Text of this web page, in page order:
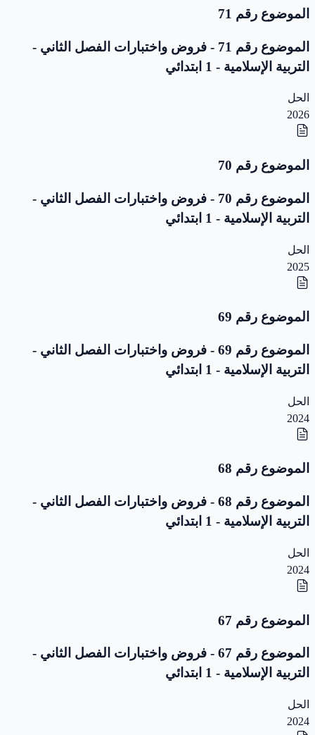
الموضوع رقم 71
الموضوع رقم 71 - فروض واختبارات الفصل الثاني -
التربية الإسلامية - 1 ابتدائي
الحل
2026
الموضوع رقم 70
الموضوع رقم 70 - فروض واختبارات الفصل الثاني -
التربية الإسلامية - 1 ابتدائي
الحل
2025
الموضوع رقم 69
الموضوع رقم 69 - فروض واختبارات الفصل الثاني -
التربية الإسلامية - 1 ابتدائي
الحل
2024
الموضوع رقم 68
الموضوع رقم 68 - فروض واختبارات الفصل الثاني -
التربية الإسلامية - 1 ابتدائي
الحل
2024
الموضوع رقم 67
الموضوع رقم 67 - فروض واختبارات الفصل الثاني -
التربية الإسلامية - 1 ابتدائي
الحل
2024